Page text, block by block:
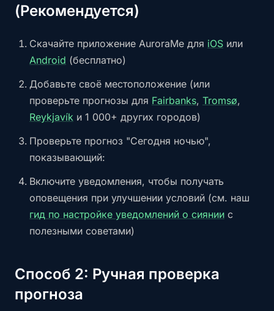
(Рекомендуется)
Скачайте приложение AuroraMe для iOS или
Android (бесплатно)
Добавьте своё местоположение (или
проверьте прогнозы для Fairbanks, Tromsø,
Reykjavík и 1 000+ других городов)
Проверьте прогноз "Сегодня ночью",
показывающий:
Включите уведомления, чтобы получать
оповещения при улучшении условий (см. наш
гид по настройке уведомлений о сиянии с
полезными советами)
Способ 2: Ручная проверка
прогноза